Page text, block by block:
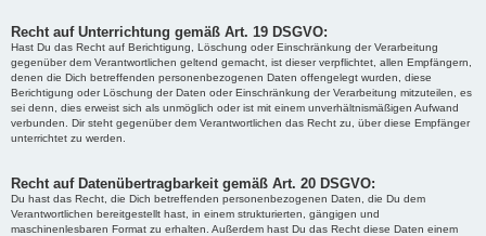
Recht auf Unterrichtung gemäß Art. 19 DSGVO:
Hast Du das Recht auf Berichtigung, Löschung oder Einschränkung der Verarbeitung
gegenüber dem Verantwortlichen geltend gemacht, ist dieser verpflichtet, allen Empfängern,
denen die Dich betreffenden personenbezogenen Daten offengelegt wurden, diese
Berichtigung oder Löschung der Daten oder Einschränkung der Verarbeitung mitzuteilen, es
sei denn, dies erweist sich als unmöglich oder ist mit einem unverhältnismäßigen Aufwand
verbunden. Dir steht gegenüber dem Verantwortlichen das Recht zu, über diese Empfänger
unterrichtet zu werden.
Recht auf Datenübertragbarkeit gemäß Art. 20 DSGVO:
Du hast das Recht, die Dich betreffenden personenbezogenen Daten, die Du dem
Verantwortlichen bereitgestellt hast, in einem strukturierten, gängigen und
maschinenlesbaren Format zu erhalten. Außerdem hast Du das Recht diese Daten einem